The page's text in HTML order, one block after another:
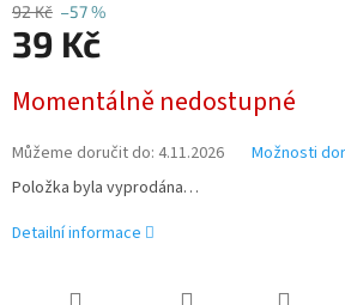
92 Kč –57 %
39 Kč
cena:
Momentálně nedostupné
Můžeme doručit do: 4.11.2026
Možnosti
Položka byla vyprodána…
Detailní informace